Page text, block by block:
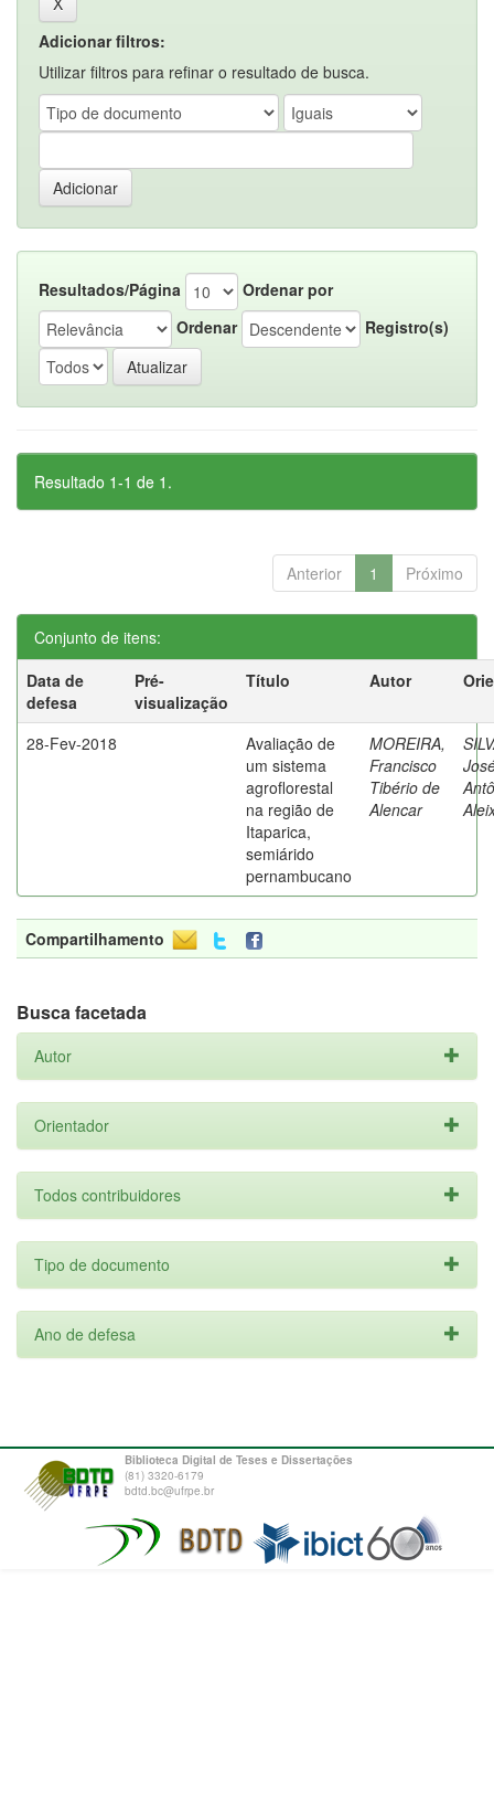
Adicionar filtros:
Utilizar filtros para refinar o resultado de busca.
Resultados/Página
Ordenar por
Ordenar
Registro(s)
Resultado 1-1 de 1.
Anterior 1 Próximo
Conjunto de itens:
Data de
defesa
Pré-
visualização
Título Autor
28-Fev-2018
Avaliação de
um sistema
agroflorestal
na região de
Itaparica,
semiárido
pernambucano
MOREIRA,
Francisco
Tibério de
Alencar
Compartilhamento
Busca facetada
Autor
Orientador
Todos contribuidores
Tipo de documento
Ano de defesa
Biblioteca Digital de Teses e Dissertações
(81) 3320-6179
bdtd.bc@ufrpe.br